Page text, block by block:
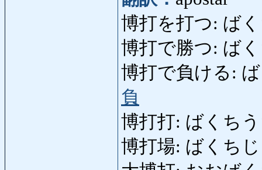
博打を打つ: ば
博打で勝つ: ばく
博打で負ける: ば
負
博打打: ばくち
博打場: ばくちじ